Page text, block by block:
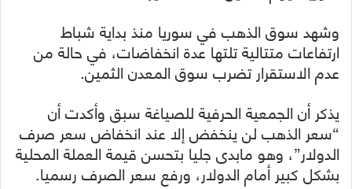
وشهد سوق الذهب في سوريا منذ بداية شباط
ارتفاعات متتالية تلتها عدة انخفاضات، في حالة من
عدم الاستقرار تضرب سوق المعدن الثمين.
يذكر أن الجمعية الحرفية للصياغة سبق وأكدت أن
“سعر الذهب لن ينخفض إلا عند انخفاض سعر صرف
الدولار”، وهو مابدى جليا بتحسن قيمة العملة المحلية
بشكل كبير أمام الدولار، ورفع سعر الصرف رسميا.